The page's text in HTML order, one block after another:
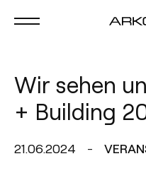
Wir sehen
+ Building
21.06.2024